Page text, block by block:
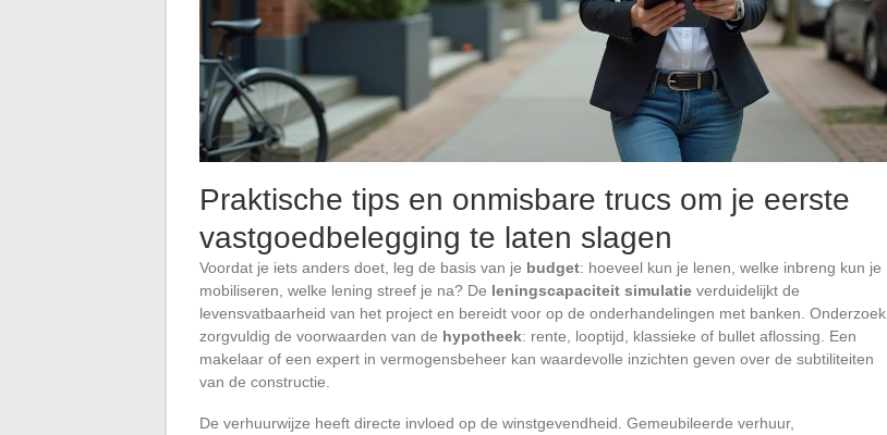
Praktische tips en onmisbare trucs om je eerste
vastgoedbelegging te laten slagen
Voordat je iets anders doet, leg de basis van je budget: hoeveel kun je lenen, welke inbreng kun je
mobiliseren, welke lening streef je na? De leningscapaciteit simulatie verduidelijkt de
levensvatbaarheid van het project en bereidt voor op de onderhandelingen met banken. Onderzoek
zorgvuldig de voorwaarden van de hypotheek: rente, looptijd, klassieke of bullet aflossing. Een
makelaar of een expert in vermogensbeheer kan waardevolle inzichten geven over de subtiliteiten
van de constructie.
De verhuurwijze heeft directe invloed op de winstgevendheid. Gemeubileerde verhuur,